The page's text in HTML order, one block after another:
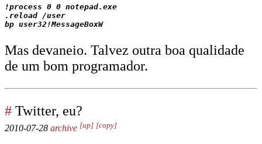
!process 0 0 notepad.exe
.reload /user
Mas devaneio. Talvez outra boa qualidade
de um bom programador.
# Twitter, eu?
2010-07-28 archive [up] [copy]